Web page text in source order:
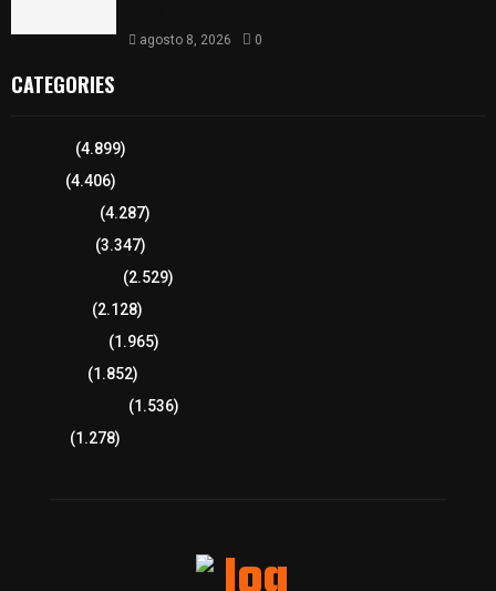
agosto 8, 2026 0
CATEGORIES
(4.899)
(4.406)
(4.287)
(3.347)
(2.529)
(2.128)
(1.965)
(1.852)
(1.536)
(1.278)